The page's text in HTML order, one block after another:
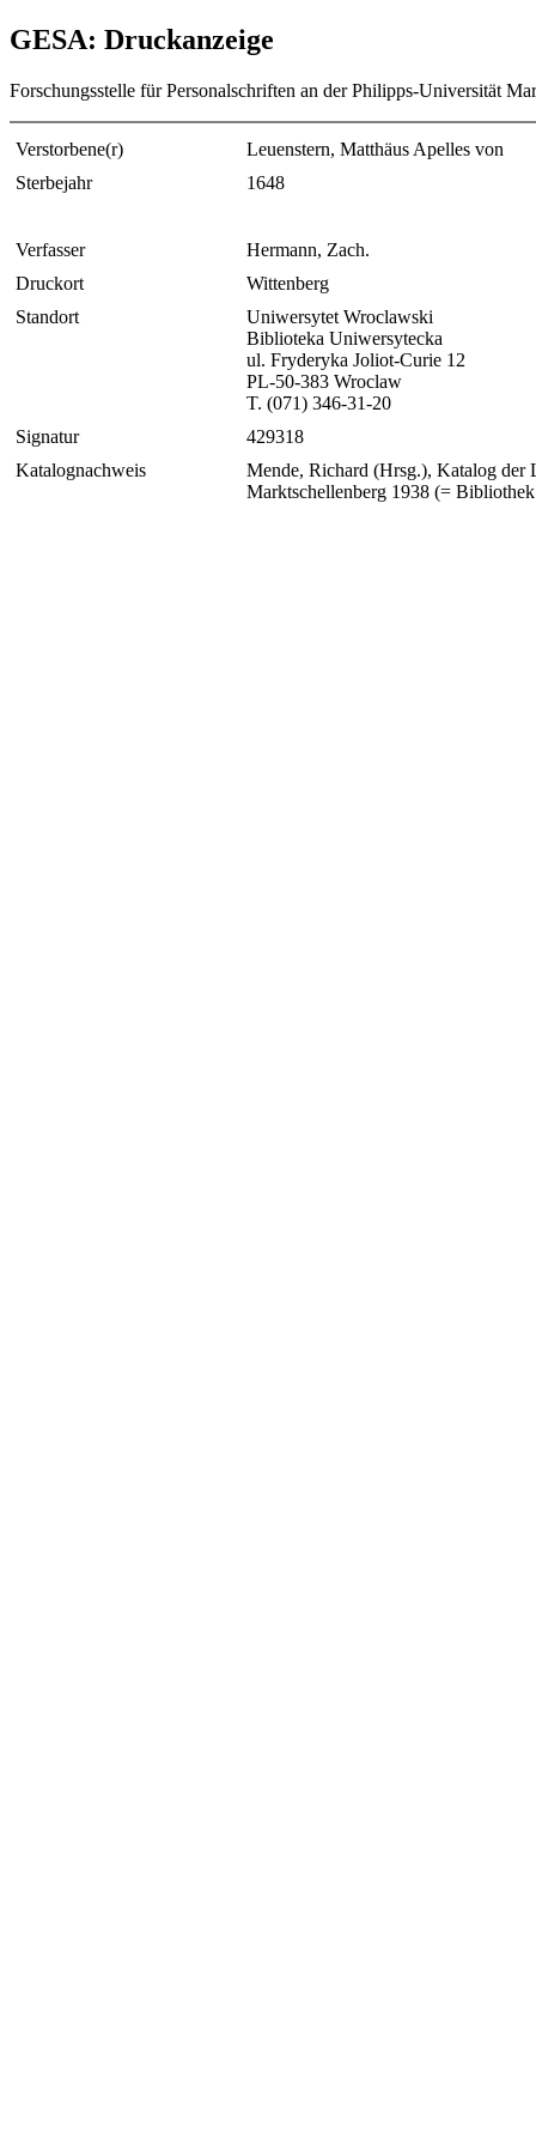
GESA: Druckanzeige
Forschungsstelle für Personalschriften an der Philipps-Universität
Verstorbene(r)
Leuenstern, Matthäus Apelles von
Sterbejahr
1648
Verfasser
Hermann, Zach.
Druckort
Wittenberg
Standort
Uniwersytet Wroclawski
Biblioteka Uniwersytecka
ul. Fryderyka Joliot-Curie 12
PL-50-383 Wroclaw
T. (071) 346-31-20
Signatur
429318
Katalognachweis
Mende, Richard (Hrsg.), Katalog der
Marktschellenberg 1938 (=